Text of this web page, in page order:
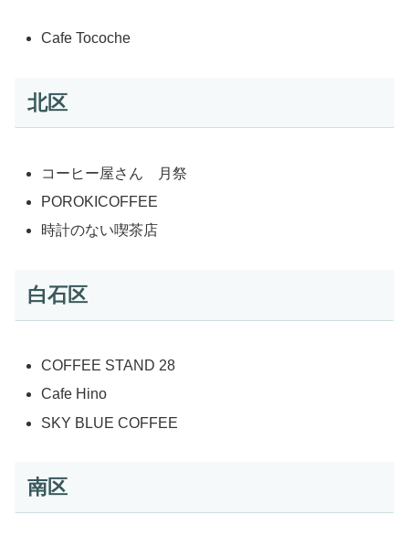
Cafe Tocoche
北区
コーヒー屋さん 月祭
POROKICOFFEE
時計のない喫茶店
白石区
COFFEE STAND 28
Cafe Hino
SKY BLUE COFFEE
南区